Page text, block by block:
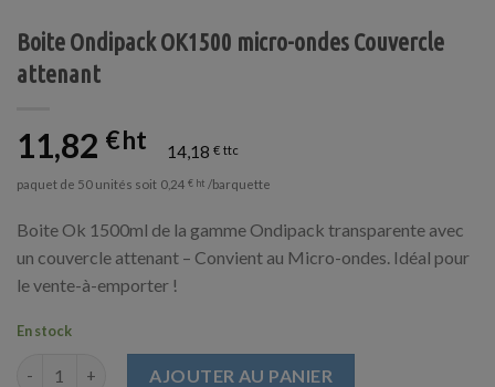
Boite Ondipack OK1500 micro-ondes Couvercle
attenant
11,82 € 14,18 €
paquet de 50 unités soit 0,24 € /barquette
Boite Ok 1500ml de la gamme Ondipack transparente avec
un couvercle attenant – Convient au Micro-ondes. Idéal pour
le vente-à-emporter !
En stock
AJOUTER AU PANIER